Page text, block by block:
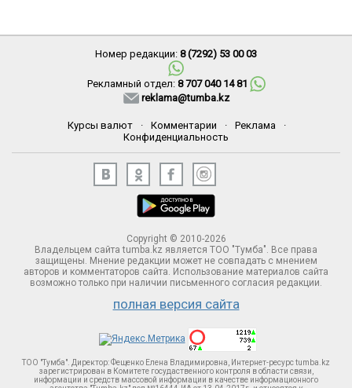
Номер редакции: 8 (7292) 53 00 03
Рекламный отдел: 8 707 040 14 81
reklama@tumba.kz
Курсы валют · Комментарии · Реклама
·
Конфиденциальность
Copyright © 2010-2026
Владельцем сайта tumba.kz является ТОО "Тумба". Все права
защищены. Мнение редакции может не совпадать с мнением
авторов и комментаторов сайта. Использование материалов сайта
возможно только при наличии письменного согласия редакции.
полная версия сайта
ТОО "Тумба". Директор: Фещенко Елена Владимировна, Интернет-ресурс tumba.kz
зарегистрирован в Комитете госудаственного контроля в области связи,
информации и средств массовой информации в качестве информационного